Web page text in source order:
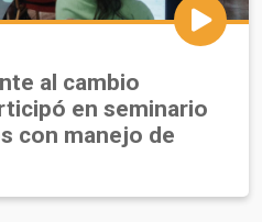
al cambio
en seminario
con manejo de